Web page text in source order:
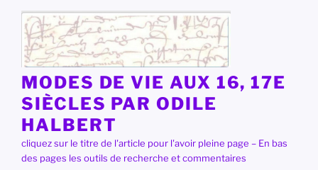
contenu
principal
MODES DE VIE AUX 16, 17E
SIÈCLES PAR ODILE
HALBERT
cliquez sur le titre de l'article pour l'avoir pleine page – En bas
des pages les outils de recherche et commentaires